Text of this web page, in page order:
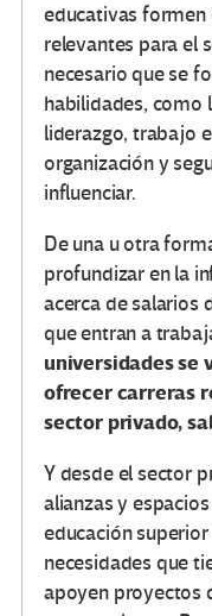
educativas formen
relevantes para el
necesario que se
habilidades, como
liderazgo, trabajo
organización y
influenciar.
De una u otra
profundizar en la
acerca de salarios
que entran a
universidades se
ofrecer carreras
sector privado,
Y desde el sector
alianzas y
educación superior
necesidades que
apoyen proyectos